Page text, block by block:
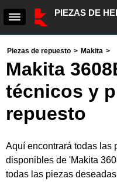
PIEZAS DE
Piezas de repuesto > Makita >
Makita
técnicos y
repuesto
Aquí encontrará todas las
disponibles de 'Makita
todas las piezas